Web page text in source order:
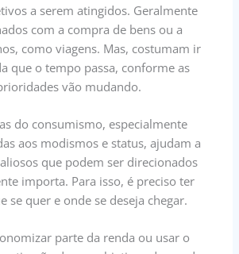
a serem atingidos. Geralmente
com a compra de bens ou a
como viagens. Mas, costumam ir
que o tempo passa, conforme as
vão mudando.
do consumismo, especialmente
aos modismos e status, ajudam a
que podem ser direcionados
importa. Para isso, é preciso ter
se quer e onde se deseja chegar.
parte da renda ou usar o